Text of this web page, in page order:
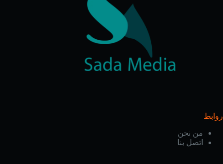
روابط
من نحن
اتصل بنا